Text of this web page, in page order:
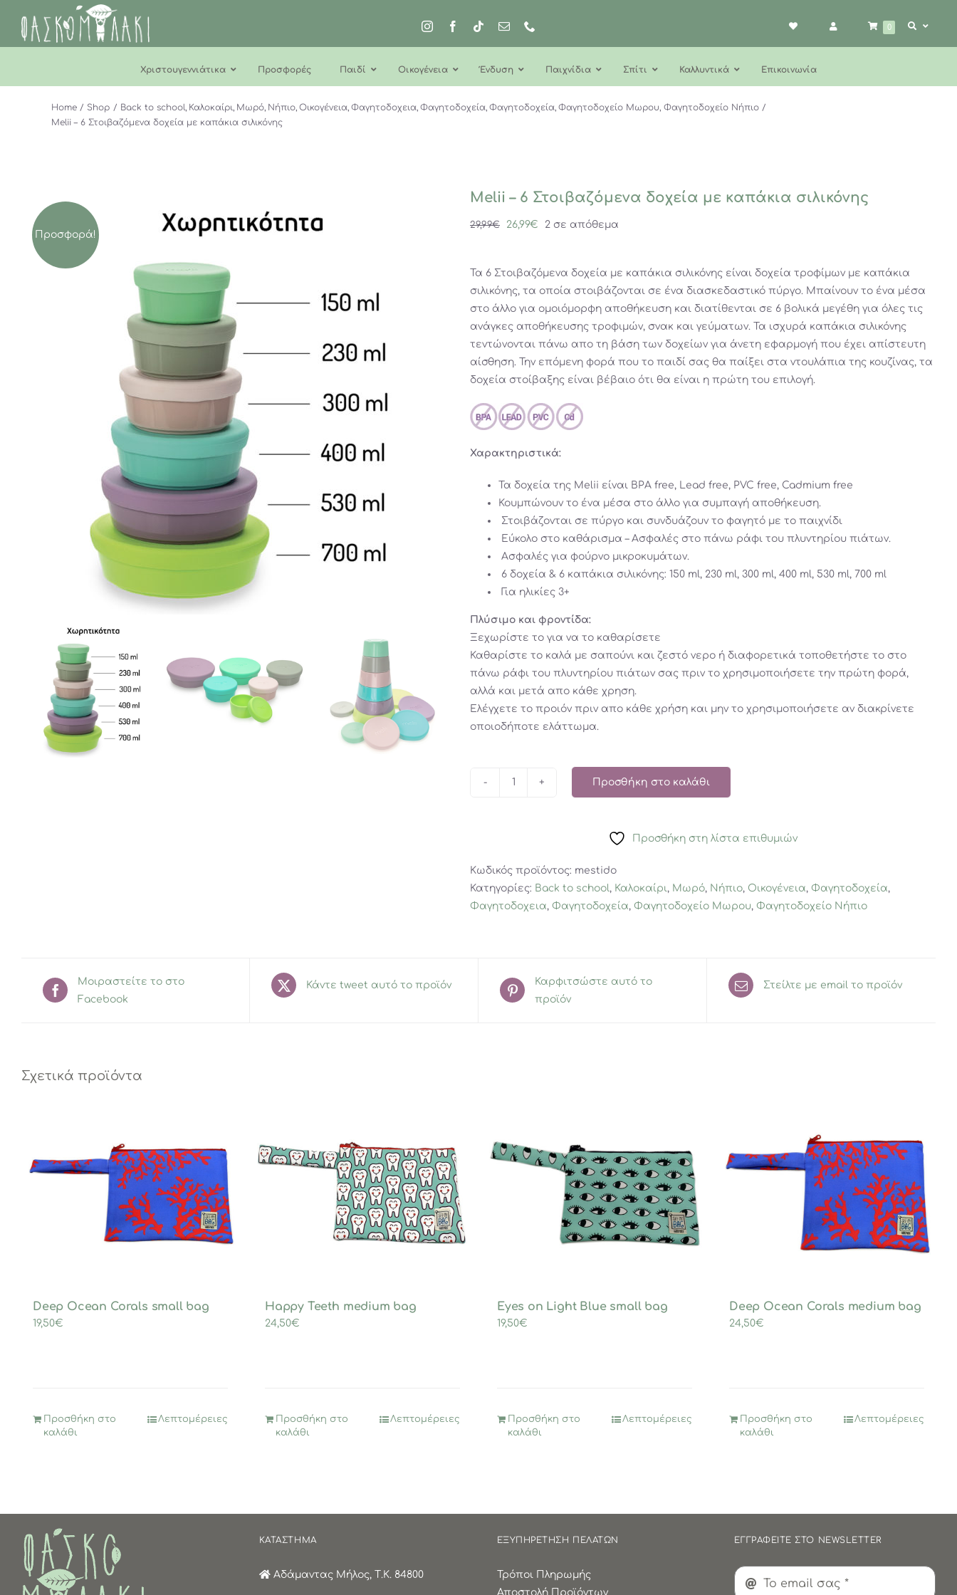
περιεχόμενο
0
Χριστουγεννιάτικα Προσφορές Παιδί Οικογένεια Ένδυση Παιχνίδια Σπίτι Καλλυντικά Επικοινωνία
Home Shop Back to school Καλοκαίρι Μωρό Νήπιο Οικογένεια Φαγητοδοχεια Φαγητοδοχεία Φαγητοδοχεία Φαγητοδοχείο Μωρου Φαγητοδοχείο Νήπιο
Melii – 6 Στοιβαζόμενα δοχεία με καπάκια σιλικόνης
Προσφορά!
Melii – 6 Στοιβαζόμενα δοχεία με καπάκια σιλικόνης
29,99€
Original
29,99€.
26,99€ Η
είναι:
26,99€.
2 σε απόθεμα
Τα 6 Στοιβαζόμενα δοχεία με καπάκια σιλικόνης είναι δοχεία τροφίμων με καπάκια
σιλικόνης, τα οποία στοιβάζονται σε ένα διασκεδαστικό πύργο. Μπαίνουν το ένα μέσα
στο άλλο για ομοιόμορφη αποθήκευση και διατίθενται σε 6 βολικά μεγέθη για όλες τις
ανάγκες αποθήκευσης τροφιμών, σνακ και γεύματων. Τα ισχυρά καπάκια σιλικόνης
τεντώνονται πάνω απο τη βάση των δοχείων για άνετη εφαρμογή που έχει απίστευτη
αίσθηση. Την επόμενη φορά που το παιδί σας θα παίξει στα ντουλάπια της κουζίνας, τα
δοχεία στοίβαξης είναι βέβαιο ότι θα είναι η πρώτη του επιλογή.
Χαρακτηριστικά:
Τα δοχεία της Melii είναι BPA free, Lead free, PVC free, Cadmium free
Κουμπώνουν το ένα μέσα στο άλλο για συμπαγή αποθήκευση.
Στοιβάζονται σε πύργο και συνδυάζουν το φαγητό με το παιχνίδι
Εύκολο στο καθάρισμα – Ασφαλές στο πάνω ράφι του πλυντηρίου πιάτων.
Ασφαλές για φούρνο μικροκυμάτων.
6 δοχεία & 6 καπάκια σιλικόνης: 150 ml, 230 ml, 300 ml, 400 ml, 530 ml, 700 ml
Για ηλικίες 3+
Πλύσιμο και φροντίδα:
Ξεχωρίστε το για να το καθαρίσετε
Καθαρίστε το καλά με σαπούνι και ζεστό νερο ή διαφορετικά τοποθετήστε το στο
πάνω ράφι του πλυντηρίου πιάτων σας πριν το χρησιμοποιήσετε την πρώτη φορά,
αλλά και μετά απο κάθε χρηση.
Ελέγχετε το προιόν πριν απο κάθε χρήση και μην το χρησιμοποιήσετε αν διακρίνετε
οποιοδήποτε ελάττωμα.
με
καπάκια
σιλικόνης
Προσθήκη στο καλάθι
Προσθήκη στη λίστα επιθυμιών
Κωδικός προϊόντος: mestido
Κατηγορίες: Back to school, Καλοκαίρι , Μωρό, Νήπιο, Οικογένεια, Φαγητοδοχεία,
Φαγητοδοχεια, Φαγητοδοχεία, Φαγητοδοχείο Μωρου, Φαγητοδοχείο Νήπιο
Μοιραστείτε το στο
Facebook
Κάντε tweet αυτό το προϊόν
Καρφιτσώστε αυτό το
προϊόν
Στείλτε με email το προϊόν
Σχετικά προϊόντα
Deep Ocean Corals small bag
19,50€
Προσθήκη στο
καλάθι
Λεπτομέρειες
Happy Teeth medium bag
24,50€
Προσθήκη στο
καλάθι
Λεπτομέρειες
Eyes on Light Blue small bag
19,50€
Προσθήκη στο
καλάθι
Λεπτομέρειες
Deep Ocean Corals medium bag
24,50€
Προσθήκη στο
καλάθι
Λεπτομέρειες
ΚΑΤΑΣΤΗΜΑ
Αδάμαντας Μήλος, Τ.Κ. 84800
ΕΞΥΠΗΡΕΤΗΣΗ ΠΕΛΑΤΩΝ
Τρόποι Πληρωμής
Αποστολή Προϊόντων
ΕΓΓΡΑΦΕΙΤΕ ΣΤΟ NEWSLETTER